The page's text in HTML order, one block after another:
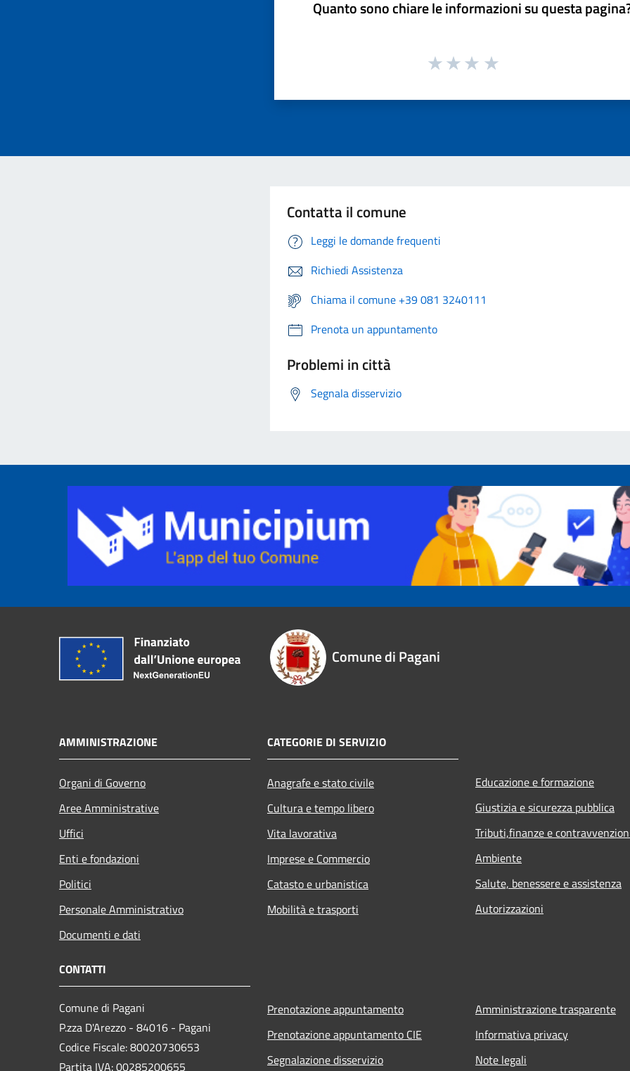
Quanto sono chiare le informazioni su questa
Contatta il comune
Leggi le domande frequenti
Richiedi Assistenza
Chiama il comune +39 081 3240111
Prenota un appuntamento
Problemi in città
Segnala disservizio
Comune di Pagani
AMMINISTRAZIONE
Organi di Governo
Aree Amministrative
Uffici
Enti e fondazioni
Politici
Personale Amministrativo
Documenti e dati
CATEGORIE DI SERVIZIO
Anagrafe e stato civile
Cultura e tempo libero
Vita lavorativa
Imprese e Commercio
Catasto e urbanistica
Mobilità e trasporti
Educazione e formazione
Giustizia e sicurezza pubblica
Tributi,finanze e
Ambiente
Salute, benessere e assistenza
Autorizzazioni
CONTATTI
Comune di Pagani
P.zza D'Arezzo - 84016 - Pagani
Codice Fiscale: 80020730653
Partita IVA: 00285200655
Prenotazione appuntamento
Prenotazione appuntamento CIE
Segnalazione disservizio
Amministrazione trasparente
Informativa privacy
Note legali